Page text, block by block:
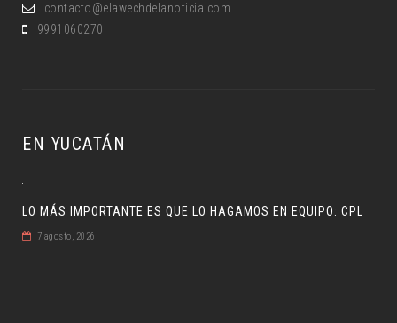
contacto@elawechdelanoticia.com
9991060270
EN YUCATÁN
LO MÁS IMPORTANTE ES QUE LO HAGAMOS EN EQUIPO: CPL
7 agosto, 2026